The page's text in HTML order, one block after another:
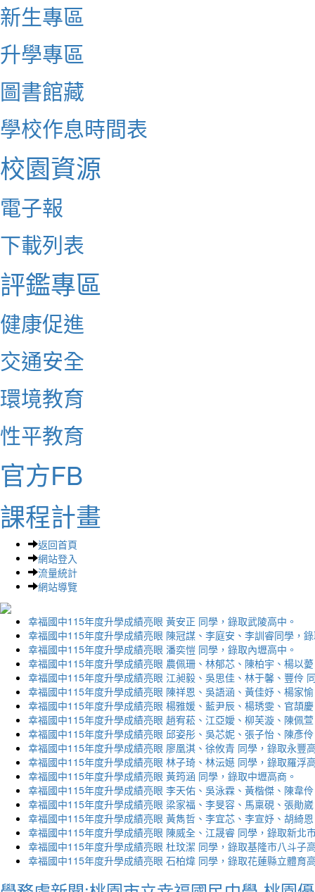
新生專區
升學專區
圖書館藏
學校作息時間表
校園資源
電子報
下載列表
評鑑專區
健康促進
交通安全
環境教育
性平教育
官方FB
課程計畫
返回首頁
網站登入
流量統計
網站導覽
幸福國中115年度升學成績亮眼 黃安正 同學，錄取武陵高中。
幸福國中115年度升學成績亮眼 陳冠謀、李庭安、李訓睿同學，
幸福國中115年度升學成績亮眼 潘奕愷 同學，錄取內壢高中。
幸福國中115年度升學成績亮眼 農佩珊、林郁芯、陳柏宇、楊以
幸福國中115年度升學成績亮眼 江昶毅、吳思佳、林于馨、豐伶
幸福國中115年度升學成績亮眼 陳祥恩、吳語涵、黃佳妤、楊家
幸福國中115年度升學成績亮眼 楊雅媛、藍尹辰、楊琇雯、官頡
幸福國中115年度升學成績亮眼 趙宥菘、江亞嬡、柳芙漩、陳佩
幸福國中115年度升學成績亮眼 邱姿彤、吳芯妮、張子怡、陳彥
幸福國中115年度升學成績亮眼 廖凰淇、徐攸青 同學，錄取永豐
幸福國中115年度升學成績亮眼 林子琦、林沄嬨 同學，錄取羅浮
幸福國中115年度升學成績亮眼 黃筠涵 同學，錄取中壢高商。
幸福國中115年度升學成績亮眼 李天佑、吳泳霖、黃楷傑、陳韋
幸福國中115年度升學成績亮眼 梁家福、李旻容、馬稟硯、張勛
幸福國中115年度升學成績亮眼 黃雋哲、李宜芯、李宣妤、胡綺
幸福國中115年度升學成績亮眼 陳威全、江晟睿 同學，錄取新北
幸福國中115年度升學成績亮眼 杜玟潔 同學，錄取基隆市八斗子
幸福國中115年度升學成績亮眼 石柏煒 同學，錄取花蓮縣立體育